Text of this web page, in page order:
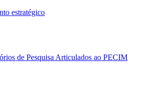
estratégico
de Pesquisa Articulados ao PECIM